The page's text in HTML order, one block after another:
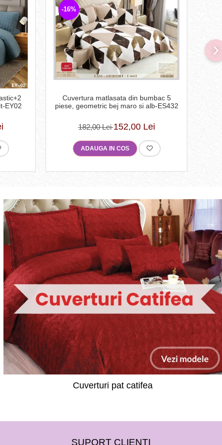
EY02
-16%
Cuvertura matlasata din bumbac 5
piese, geometric bej maro si alb-ES432
182,00 Lei152,00 Lei
ADAUGA IN COS
-
Cuverturi pat catifea
SUPORT CLIENTI